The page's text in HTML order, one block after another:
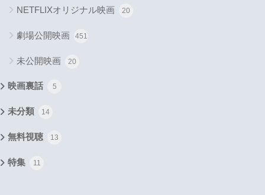
NETFLIXオリジナル映画 20
劇場公開映画 451
未公開映画 20
映画裏話 5
未分類 14
無料視聴 13
特集 11